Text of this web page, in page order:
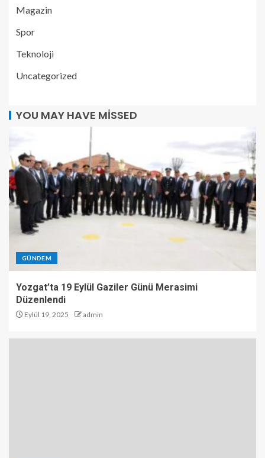
Magazin
Spor
Teknoloji
Uncategorized
YOU MAY HAVE MISSED
GÜNDEM
Yozgat’ta 19 Eylül Gaziler Günü Merasimi
Düzenlendi
Eylül 19, 2025 admin